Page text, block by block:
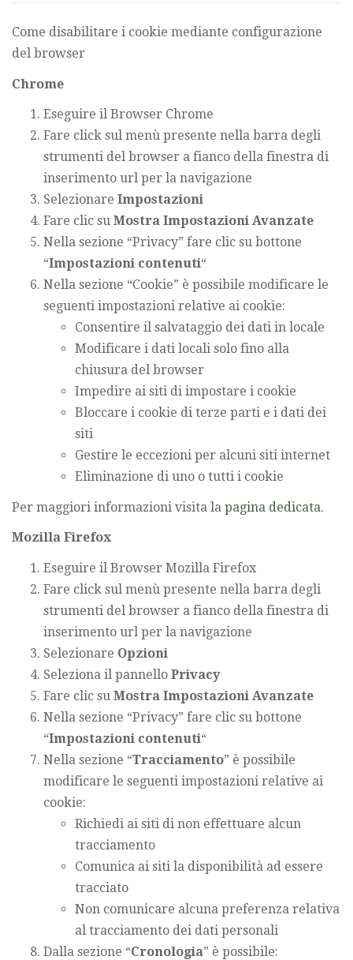
Come disabilitare i cookie mediante configurazione
del browser
Chrome
Eseguire il Browser Chrome
Fare click sul menù presente nella barra degli
strumenti del browser a fianco della finestra di
inserimento url per la navigazione
Selezionare Impostazioni
Fare clic su Mostra Impostazioni Avanzate
Nella sezione “Privacy” fare clic su bottone
“Impostazioni contenuti“
Nella sezione “Cookie” è possibile modificare le
seguenti impostazioni relative ai cookie:
Consentire il salvataggio dei dati in locale
Modificare i dati locali solo fino alla
chiusura del browser
Impedire ai siti di impostare i cookie
Bloccare i cookie di terze parti e i dati dei
siti
Gestire le eccezioni per alcuni siti internet
Eliminazione di uno o tutti i cookie
Per maggiori informazioni visita la pagina dedicata.
Mozilla Firefox
Eseguire il Browser Mozilla Firefox
Fare click sul menù presente nella barra degli
strumenti del browser a fianco della finestra di
inserimento url per la navigazione
Selezionare Opzioni
Seleziona il pannello Privacy
Fare clic su Mostra Impostazioni Avanzate
Nella sezione “Privacy” fare clic su bottone
“Impostazioni contenuti“
Nella sezione “Tracciamento” è possibile
modificare le seguenti impostazioni relative ai
cookie:
Richiedi ai siti di non effettuare alcun
tracciamento
Comunica ai siti la disponibilità ad essere
tracciato
Non comunicare alcuna preferenza relativa
al tracciamento dei dati personali
Dalla sezione “Cronologia” è possibile: